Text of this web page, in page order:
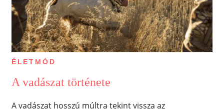
ÉLETMÓD
A vadászat története
A vadászat hosszú múltra tekint vissza az